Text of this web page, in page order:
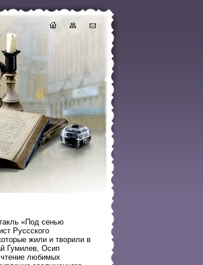
«Под сенью
Руссского
жили и творили в
Гумилев, Осип
любимых